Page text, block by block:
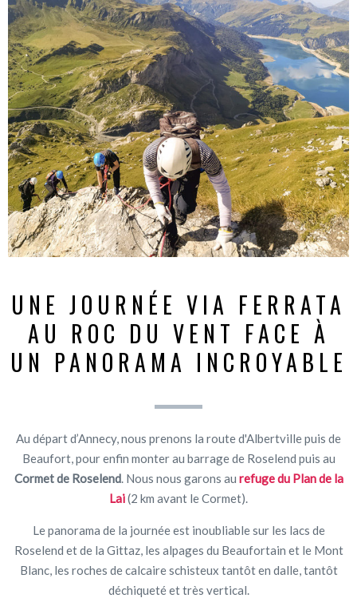
UNE JOURNÉE VIA FERRATA
AU ROC DU VENT FACE À
UN PANORAMA INCROYABLE
Au départ d’Annecy, nous prenons la route d'Albertville puis de
Beaufort, pour enfin monter au barrage de Roselend puis au
Cormet de Roselend. Nous nous garons au refuge du Plan de la
Lai(2 km avant le Cormet).
Le panorama de la journée est inoubliable sur les lacs de
Roselend et de la Gittaz, les alpages du Beaufortain et le Mont
Blanc, les roches de calcaire schisteux tantôt en dalle, tantôt
déchiqueté et très vertical.